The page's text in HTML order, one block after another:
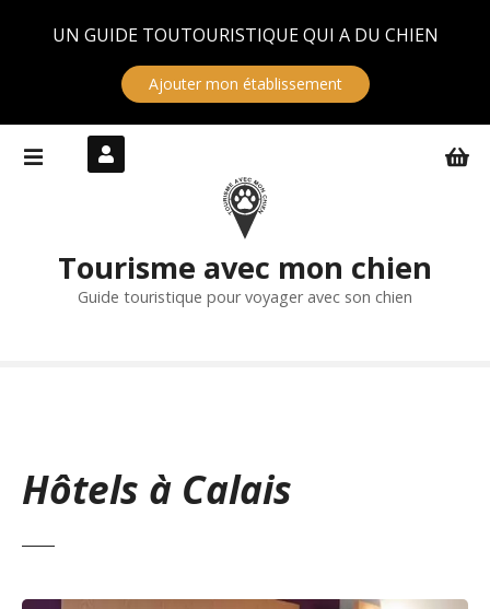
UN GUIDE TOUTOURISTIQUE QUI A DU CHIEN
Ajouter mon établissement
Tourisme avec mon chien
Guide touristique pour voyager avec son chien
Hôtels à Calais